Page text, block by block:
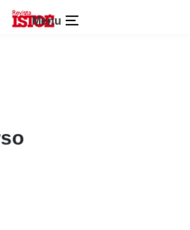
Menu